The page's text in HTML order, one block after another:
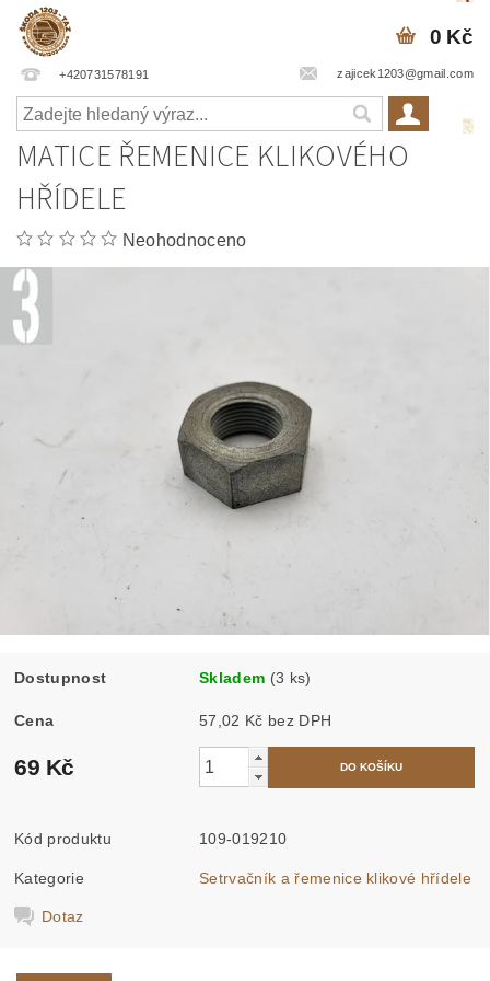
+420731578191 zajicek1203@gmail.com
0 Kč
MATICE ŘEMENICE KLIKOVÉHO
HŘÍDELE
Neohodnoceno
Dostupnost Skladem (3 ks)
Cena 57,02 Kč bez DPH
69 Kč
Kód produktu 109-019210
Kategorie Setrvačník a řemenice klikové hřídele
Dotaz